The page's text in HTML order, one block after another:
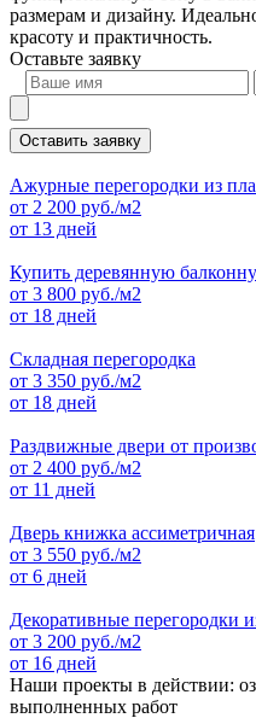
размерам и дизайну.
красоту и практичность.
Оставьте заявку
Оставить заявку
Ажурные перегородки из
от 2 200 руб./м2
от 13 дней
Купить деревянную
от 3 800 руб./м2
от 18 дней
Складная перегородка
от 3 350 руб./м2
от 18 дней
Раздвижные двери от
от 2 400 руб./м2
от 11 дней
Дверь книжка ассиметричная
от 3 550 руб./м2
от 6 дней
Декоративные перегородки
от 3 200 руб./м2
от 16 дней
Наши проекты в действии:
выполненных работ